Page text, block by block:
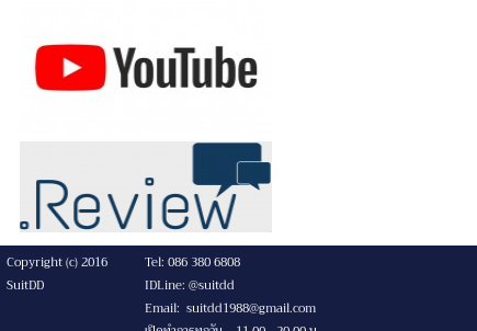
Copyright (c) 2016
Tel: 086 380 6808
SuitDD
IDLine: @suitdd
Email: suitdd1988@gmail.com